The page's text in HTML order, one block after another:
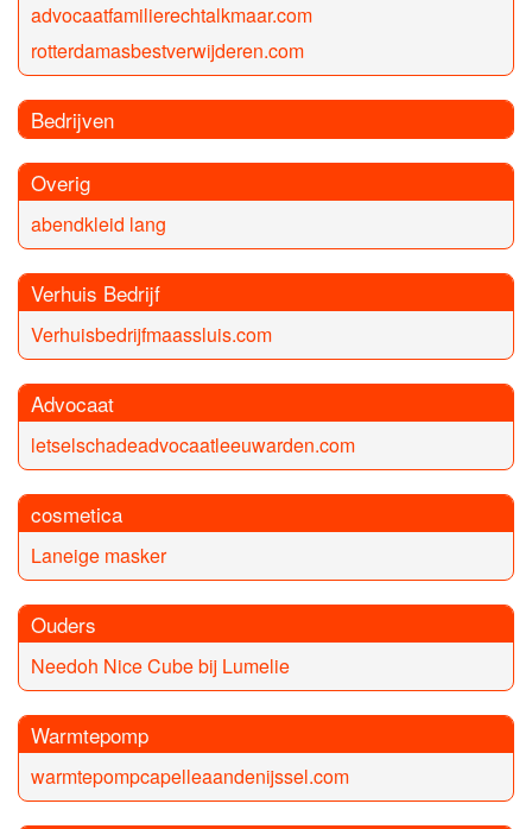
advocaatfamilierechtalkmaar.com
rotterdamasbestverwijderen.com
Bedrijven
Overig
abendkleid lang
Verhuis Bedrijf
Verhuisbedrijfmaassluis.com
Advocaat
letselschadeadvocaatleeuwarden.com
cosmetica
Laneige masker
Ouders
Needoh Nice Cube bij Lumelie
Warmtepomp
warmtepompcapelleaandenijssel.com